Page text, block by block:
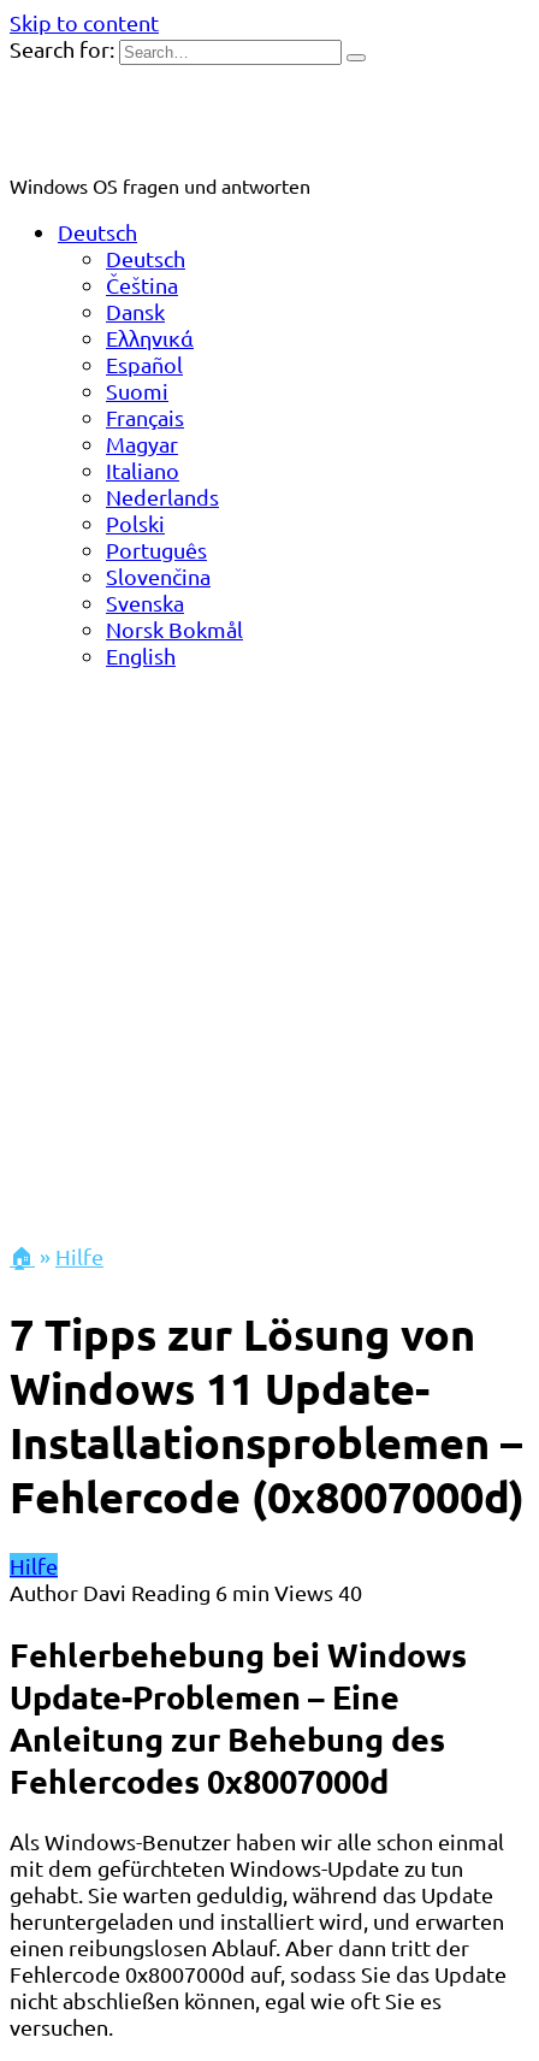
Skip to content
Search for:
Windows OS fragen und antworten
Deutsch
Deutsch
Čeština
Dansk
Ελληνικά
Español
Suomi
Français
Magyar
Italiano
Nederlands
Polski
Português
Slovenčina
Svenska
Norsk Bokmål
English
🏠 » Hilfe
7 Tipps zur Lösung von
Windows 11 Update-
Installationsproblemen –
Fehlercode (0x8007000d)
Hilfe
Author Davi Reading 6 min Views40
Fehlerbehebung bei Windows
Update-Problemen – Eine
Anleitung zur Behebung des
Fehlercodes 0x8007000d
Als Windows-Benutzer haben wir alle schon einmal
mit dem gefürchteten Windows-Update zu tun
gehabt. Sie warten geduldig, während das Update
heruntergeladen und installiert wird, und erwarten
einen reibungslosen Ablauf. Aber dann tritt der
Fehlercode 0x8007000d auf, sodass Sie das Update
nicht abschließen können, egal wie oft Sie es
versuchen.